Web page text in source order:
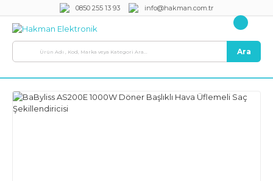
0850 255 13 93 info@hakman.com.tr
Ara